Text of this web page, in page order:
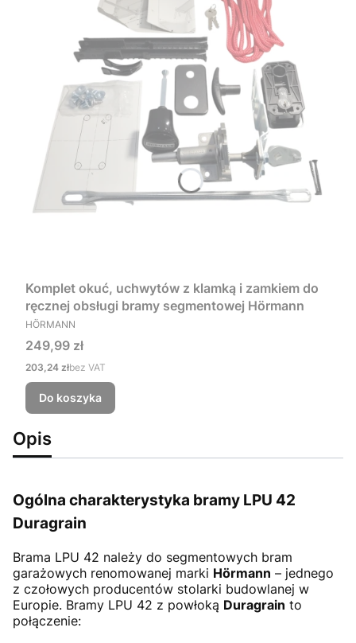
Komplet okuć, uchwytów z klamką i zamkiem do
ręcznej obsługi bramy segmentowej Hörmann
PRODUCENT
HÖRMANN
Cena
249,99 zł
Cena
203,24 złbez VAT
Do koszyka
Opis
Ogólna charakterystyka bramy LPU 42
Duragrain
Brama LPU 42 należy do segmentowych bram
garażowych renomowanej marki Hörmann – jednego
z czołowych producentów stolarki budowlanej w
Europie. Bramy LPU 42 z powłoką Duragrain to
połączenie: